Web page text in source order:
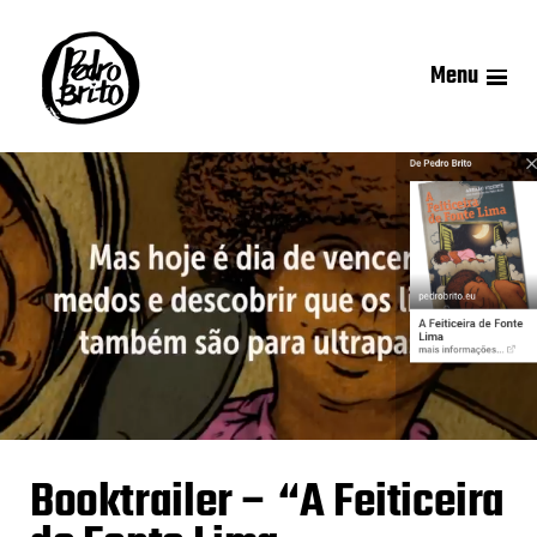
Menu
Booktrailer – “A Feiticeira